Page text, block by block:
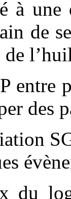
à une
de
entre
des
du